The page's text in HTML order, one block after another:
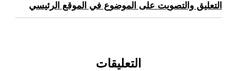
التعليق والتصويت على الموضوع في الموقع الرئيسي
التعليقات